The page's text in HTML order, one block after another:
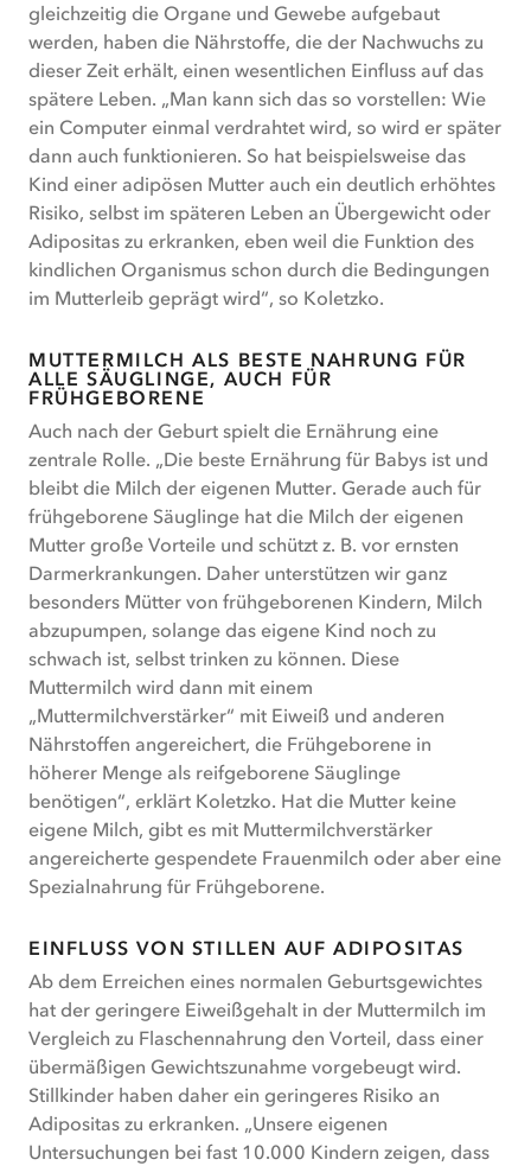
gleichzeitig die Organe und Gewebe aufgebaut
werden, haben die Nährstoffe, die der Nachwuchs zu
dieser Zeit erhält, einen wesentlichen Einfluss auf das
spätere Leben. „Man kann sich das so vorstellen: Wie
ein Computer einmal verdrahtet wird, so wird er später
dann auch funktionieren. So hat beispielsweise das
Kind einer adipösen Mutter auch ein deutlich erhöhtes
Risiko, selbst im späteren Leben an Übergewicht oder
Adipositas zu erkranken, eben weil die Funktion des
kindlichen Organismus schon durch die Bedingungen
im Mutterleib geprägt wird“, so Koletzko.
MUTTERMILCH ALS BESTE NAHRUNG FÜR
ALLE SÄUGLINGE, AUCH FÜR
FRÜHGEBORENE
Auch nach der Geburt spielt die Ernährung eine
zentrale Rolle. „Die beste Ernährung für Babys ist und
bleibt die Milch der eigenen Mutter. Gerade auch für
frühgeborene Säuglinge hat die Milch der eigenen
Mutter große Vorteile und schützt z. B. vor ernsten
Darmerkrankungen. Daher unterstützen wir ganz
besonders Mütter von frühgeborenen Kindern, Milch
abzupumpen, solange das eigene Kind noch zu
schwach ist, selbst trinken zu können. Diese
Muttermilch wird dann mit einem
„Muttermilchverstärker“ mit Eiweiß und anderen
Nährstoffen angereichert, die Frühgeborene in
höherer Menge als reifgeborene Säuglinge
benötigen“, erklärt Koletzko. Hat die Mutter keine
eigene Milch, gibt es mit Muttermilchverstärker
angereicherte gespendete Frauenmilch oder aber eine
Spezialnahrung für Frühgeborene.
EINFLUSS VON STILLEN AUF ADIPOSITAS
Ab dem Erreichen eines normalen Geburtsgewichtes
hat der geringere Eiweißgehalt in der Muttermilch im
Vergleich zu Flaschennahrung den Vorteil, dass einer
übermäßigen Gewichtszunahme vorgebeugt wird.
Stillkinder haben daher ein geringeres Risiko an
Adipositas zu erkranken. „Unsere eigenen
Untersuchungen bei fast 10.000 Kindern zeigen, dass